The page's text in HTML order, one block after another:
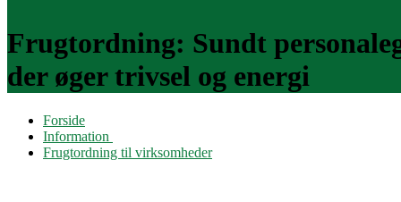
Frugtordning: Sundt
der øger trivsel og energi
Forside
Information
Frugtordning til virksomheder